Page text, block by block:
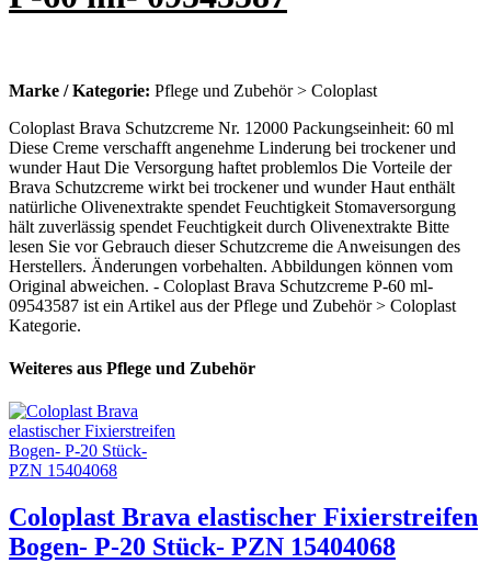
Marke / Kategorie: Pflege und Zubehör > Coloplast
Coloplast Brava Schutzcreme Nr. 12000 Packungseinheit: 60 ml
Diese Creme verschafft angenehme Linderung bei trockener und
wunder Haut Die Versorgung haftet problemlos Die Vorteile der
Brava Schutzcreme wirkt bei trockener und wunder Haut enthält
natürliche Olivenextrakte spendet Feuchtigkeit Stomaversorgung
hält zuverlässig spendet Feuchtigkeit durch Olivenextrakte Bitte
lesen Sie vor Gebrauch dieser Schutzcreme die Anweisungen des
Herstellers. Änderungen vorbehalten. Abbildungen können vom
Original abweichen. - Coloplast Brava Schutzcreme P-60 ml-
09543587 ist ein Artikel aus der Pflege und Zubehör > Coloplast
Kategorie.
Weiteres aus Pflege und Zubehör
Coloplast Brava elastischer Fixierstreifen
Bogen- P-20 Stück- PZN 15404068